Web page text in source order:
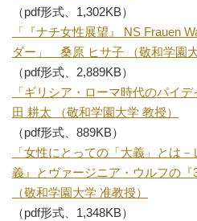
（pdf形式、1,302KB）
「『ナチ女性展望』 NS Frauen
ダー」 桑原 ヒサ子 （敬和学園大
（pdf形式、2,889KB）
「ギリシア・ローマ時代のパイ
田 耕太 （敬和学園大学 教授）
（pdf形式、889KB）
「女性にとっての「大義」とは
義』とヴァージニア・ウルフの
（敬和学園大学 准教授）
（pdf形式、1,348KB）